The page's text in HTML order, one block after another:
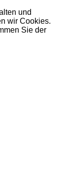
und
wir Cookies.
Sie der